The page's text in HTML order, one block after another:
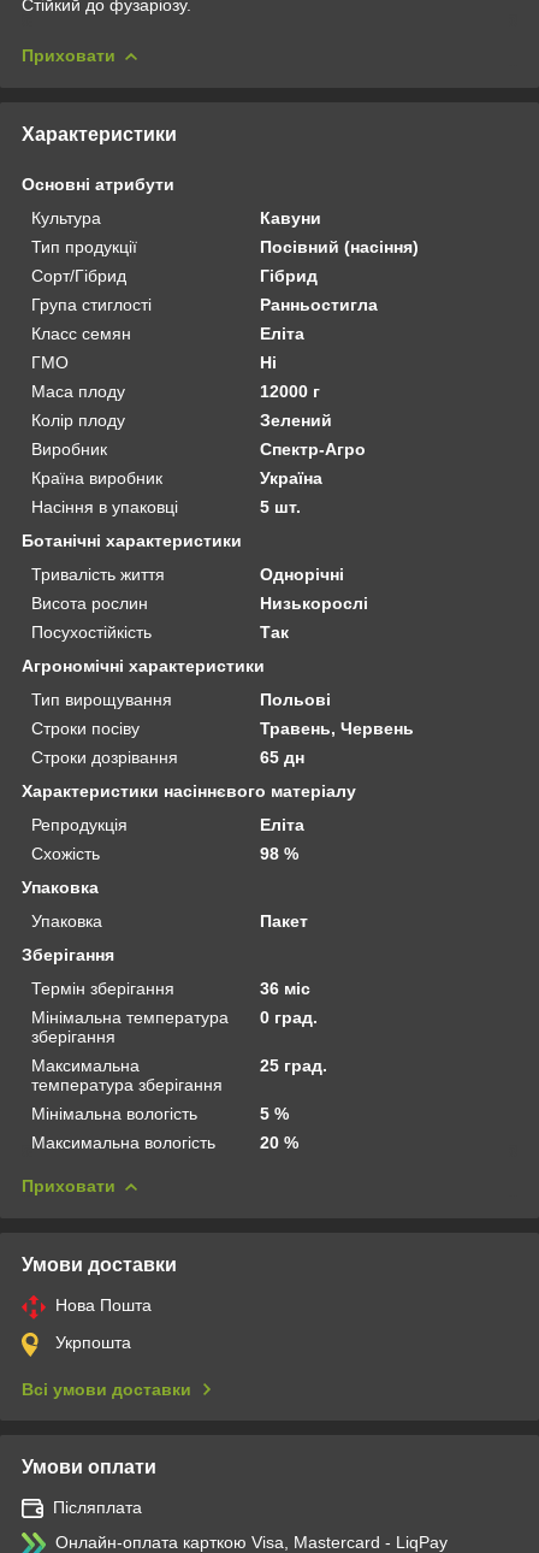
Стійкий до фузаріозу.
Приховати
Характеристики
Основні атрибути
Культура
Кавуни
Тип продукції
Посівний (насіння)
Сорт/Гібрид
Гібрид
Група стиглості
Ранньостигла
Класс семян
Еліта
ГМО
Ні
Маса плоду
12000 г
Колір плоду
Зелений
Виробник
Спектр-Агро
Країна виробник
Україна
Насіння в упаковці
5 шт.
Ботанічні характеристики
Тривалість життя
Однорічні
Висота рослин
Низькорослі
Посухостійкість
Так
Агрономічні характеристики
Тип вирощування
Польові
Строки посіву
Травень, Червень
Строки дозрівання
65 дн
Характеристики насіннєвого матеріалу
Репродукція
Еліта
Схожість
98 %
Упаковка
Упаковка
Пакет
Зберігання
Термін зберігання
36 міс
Мінімальна температура
зберігання
0 град.
Максимальна
температура зберігання
25 град.
Мінімальна вологість
5 %
Максимальна вологість
20 %
Приховати
Умови доставки
Нова Пошта
Укрпошта
Всі умови доставки
Умови оплати
Післяплата
Онлайн-оплата карткою Visa, Mastercard - LiqPay